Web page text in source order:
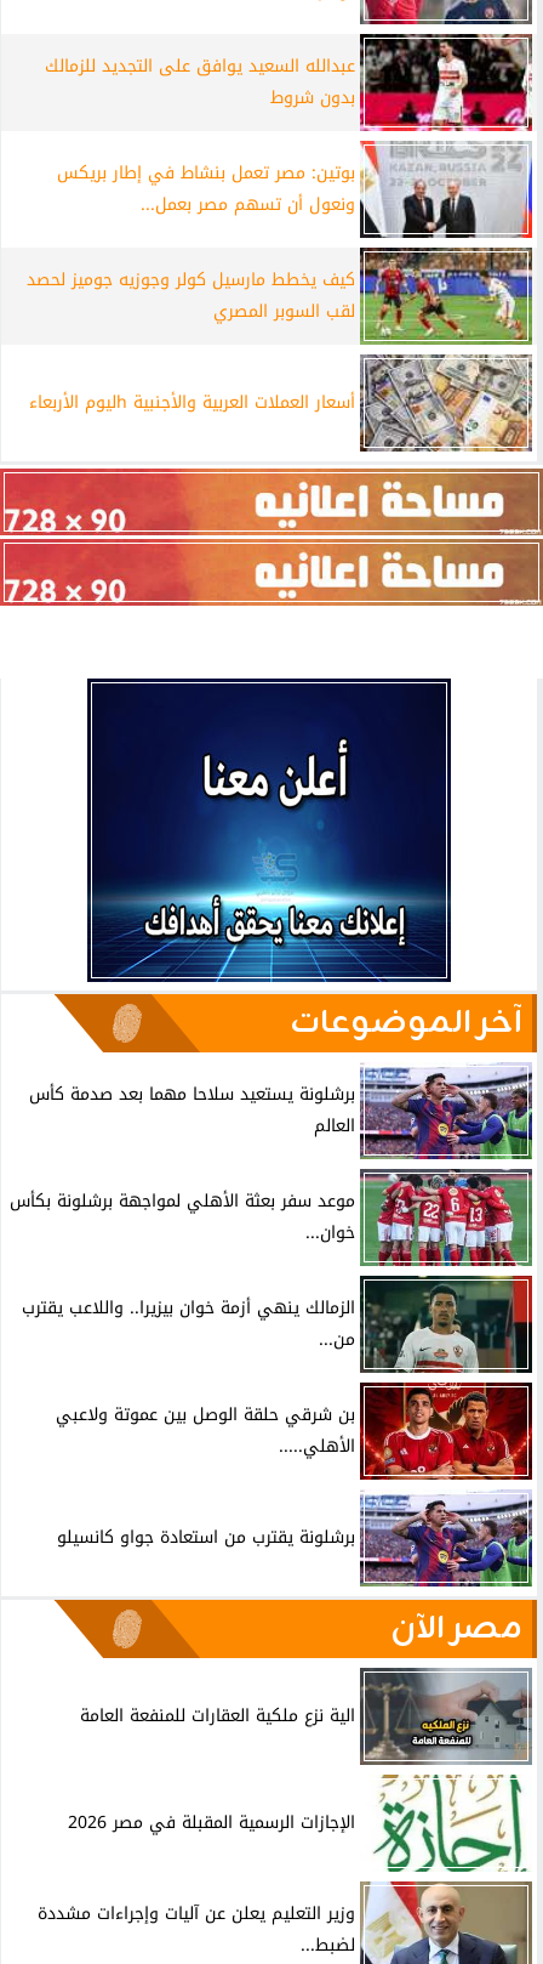
عبدالله السعيد يوافق على التجديد للزمالك
بدون شروط
بوتين: مصر تعمل بنشاط في إطار بريكس
ونعول أن تسهم مصر بعمل...
كيف يخطط مارسيل كولر وجوزيه جوميز لحصد
لقب السوبر المصري
أسعار العملات العربية والأجنبية hليوم الأربعاء
آخر الموضوعات
برشلونة يستعيد سلاحا مهما بعد صدمة كأس
العالم
موعد سفر بعثة الأهلي لمواجهة برشلونة بكأس
خوان...
الزمالك ينهي أزمة خوان بيزيرا.. واللاعب يقترب
من...
بن شرقي حلقة الوصل بين عموتة ولاعبي
الأهلي.....
برشلونة يقترب من استعادة جواو كانسيلو
مصر الآن
الية نزع ملكية العقارات للمنفعة العامة
الإجازات الرسمية المقبلة في مصر 2026
وزير التعليم يعلن عن آليات وإجراءات مشددة
لضبط...